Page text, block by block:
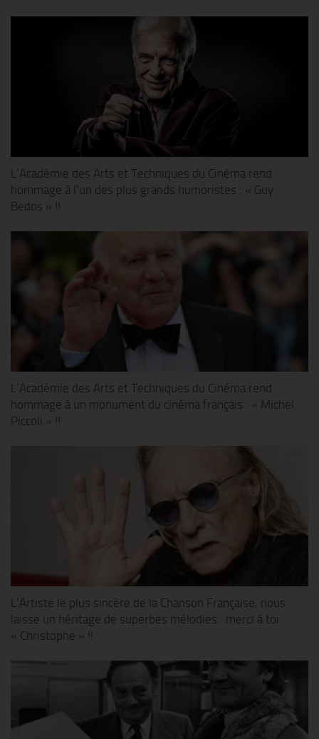
L’Académie des Arts et Techniques du Cinéma rend
hommage à l’un des plus grands humoristes : « Guy
Bedos » !!
L’Académie des Arts et Techniques du Cinéma rend
hommage à un monument du cinéma français : « Michel
Piccoli » !!
L’Artiste le plus sincère de la Chanson Française, nous
laisse un héritage de superbes mélodies…merci à toi
« Christophe » !!